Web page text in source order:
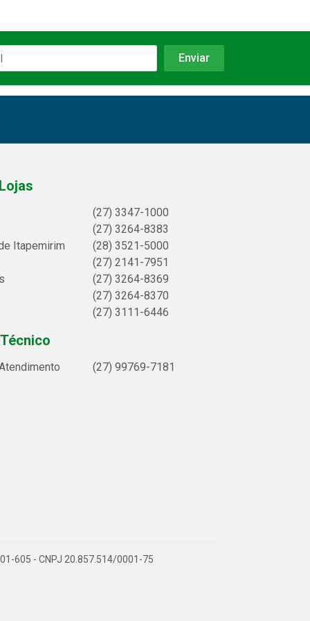
(27) 3347-1000
(27) 3264-8383
Itapemirim
(28) 3521-5000
(27) 2141-7951
(27) 3264-8369
(27) 3264-8370
(27) 3111-6446
(27) 99769-7181
605 - CNPJ 20.857.514/0001-75